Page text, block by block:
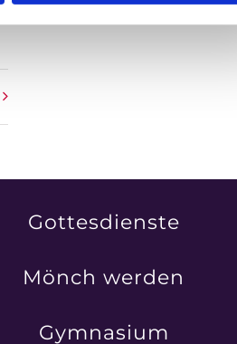
Gottesdienste
Mönch werden
Gymnasium